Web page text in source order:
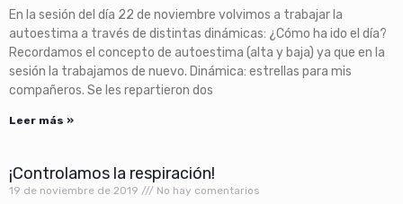
En la sesión del día 22 de noviembre volvimos a trabajar la
autoestima a través de distintas dinámicas: ¿Cómo ha ido el día?
Recordamos el concepto de autoestima (alta y baja) ya que en la
sesión la trabajamos de nuevo. Dinámica: estrellas para mis
compañeros. Se les repartieron dos
Leer más »
¡Controlamos la respiración!
19 de noviembre de 2019 No hay comentarios